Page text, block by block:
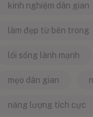
kinh nghiệm dân gian
làm đẹp từ bên trong
lối sống lành mạnh
mẹo dân gian
năng lượng tích cực